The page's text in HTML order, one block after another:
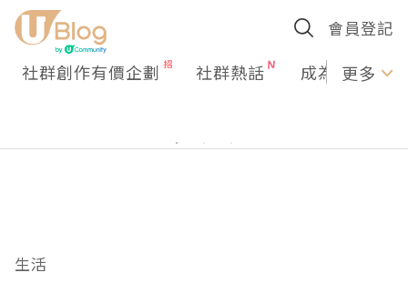
會員登記
社群創作有價企劃 社群熱話 成為U更多
生活